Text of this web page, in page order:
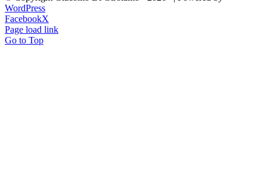
WordPress
FacebookX
Page load link
Go to Top